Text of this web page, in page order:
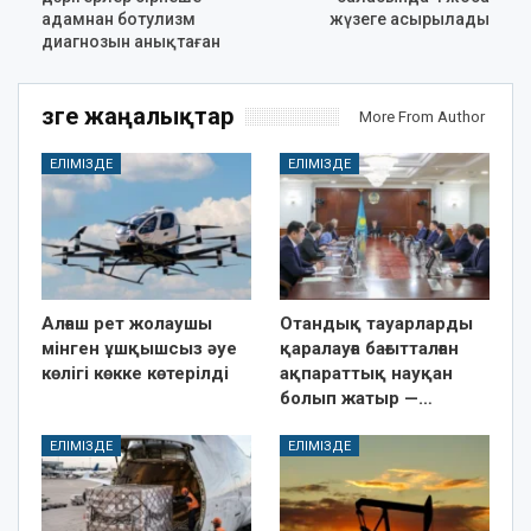
адамнан ботулизм
диагнозын анықтаған
жүзеге асырылады
Өзге жаңалықтар More From Author
ЕЛІМІЗДЕ
Алғаш рет жолаушы
мінген ұшқышсыз әуе
көлігі көкке көтерілді
ЕЛІМІЗДЕ
Отандық тауарларды
қаралауға бағытталған
ақпараттық науқан
болып жатыр —…
ЕЛІМІЗДЕ ЕЛІМІЗДЕ